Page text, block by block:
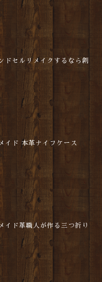
ドセルリメイクするなら創
イド 本革ナイフケース
イド革職人が作る三つ折り